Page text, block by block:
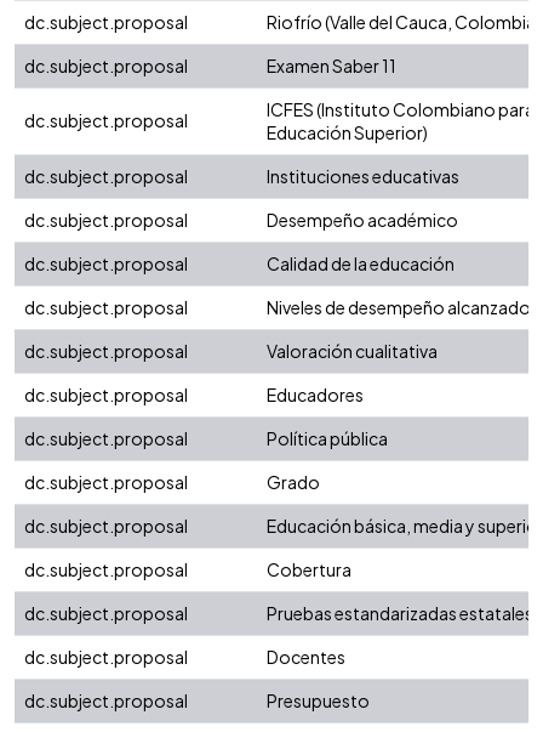
dc.subject.proposal
Riofrío (Valle del Cauca, Colombia)
dc.subject.proposal
Examen Saber 11
dc.subject.proposal
ICFES (Instituto Colombiano para
Educación Superior)
dc.subject.proposal
Instituciones educativas
dc.subject.proposal
Desempeño académico
dc.subject.proposal
Calidad de la educación
dc.subject.proposal
Niveles de desempeño alcanzados
dc.subject.proposal
Valoración cualitativa
dc.subject.proposal
Educadores
dc.subject.proposal
Política pública
dc.subject.proposal
Grado
dc.subject.proposal
Educación básica, media y superior
dc.subject.proposal
Cobertura
dc.subject.proposal
Pruebas estandarizadas estatales
dc.subject.proposal
Docentes
dc.subject.proposal
Presupuesto